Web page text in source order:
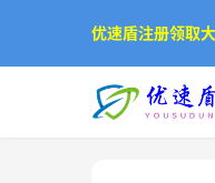
优速盾注册领取